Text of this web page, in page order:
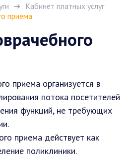
Кабинет платных услуг
приема
приема организуется в
потока посетителей
функций, не требующих
приема действует как
поликлиники.